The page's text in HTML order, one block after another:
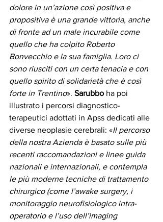
dolore in un’azione così positiva e
propositiva è una grande vittoria, anche
di fronte ad un male incurabile come
quello che ha colpito Roberto
Bonvecchio e la sua famiglia. Loro ci
sono riusciti con un certa tenacia e con
quello spirito di solidarietà che è così
forte in Trentino». Sarubbo ha poi
illustrato i percorsi diagnostico-
terapeutici adottati in Apss dedicati alle
diverse neoplasie cerebrali: «Il percorso
della nostra Azienda è basato sulle più
recenti raccomandazioni e linee guida
nazionali e internazionali, e contempla
le più moderne tecniche di trattamento
chirurgico (come l’awake surgery, i
monitoraggio neurofisiologico intra-
operatorio e l’uso dell’imaging